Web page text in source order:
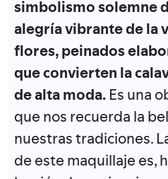
simbolismo solemne
alegría vibrante de la
flores, peinados
que convierten la
de alta moda. Es una
que nos recuerda la
nuestras tradiciones.
de este maquillaje es,